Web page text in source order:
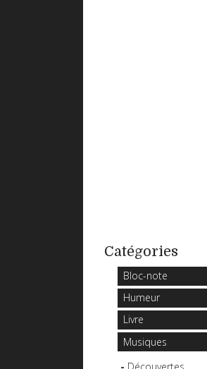
Catégories
Bloc-note
Humeur
Livre
Musiques